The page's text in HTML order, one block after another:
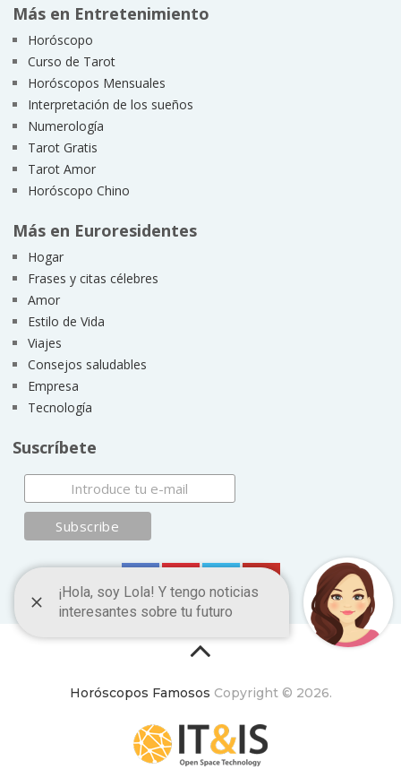
Más en Entretenimiento
Horóscopo
Curso de Tarot
Horóscopos Mensuales
Interpretación de los sueños
Numerología
Tarot Gratis
Tarot Amor
Horóscopo Chino
Más en Euroresidentes
Hogar
Frases y citas célebres
Amor
Estilo de Vida
Viajes
Consejos saludables
Empresa
Tecnología
Suscríbete
Horóscopos Famosos Copyright © 2026.